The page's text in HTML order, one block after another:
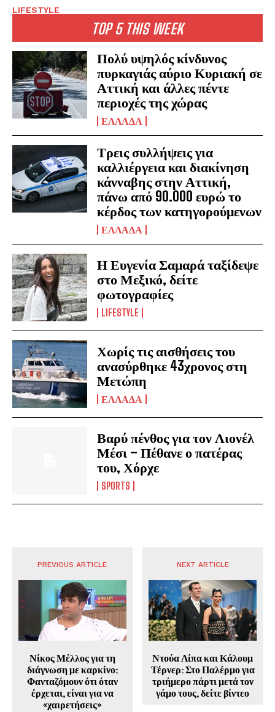
LIFESTYLE
TOP 5 THIS WEEK
Πολύ υψηλός κίνδυνος
πυρκαγιάς αύριο Κυριακή σε
Αττική και άλλες πέντε
περιοχές της χώρας
ΕΛΛΑΔΑ
Τρεις συλλήψεις για
καλλιέργεια και διακίνηση
κάνναβης στην Αττική,
πάνω από 90.000 ευρώ το
κέρδος των κατηγορούμενων
ΕΛΛΑΔΑ
Η Ευγενία Σαμαρά ταξίδεψε
στο Μεξικό, δείτε
φωτογραφίες
LIFESTYLE
Χωρίς τις αισθήσεις του
ανασύρθηκε 43χρονος στη
Μετώπη
ΕΛΛΑΔΑ
Βαρύ πένθος για τον Λιονέλ
Μέσι – Πέθανε ο πατέρας
του, Χόρχε
SPORTS
PREVIOUS ARTICLE
Νίκος Μέλλος για τη
διάγνωση με καρκίνο:
Φανταζόμουν ότι όταν
έρχεται, είναι για να
«χαιρετήσεις»
NEXT ARTICLE
Ντούα Λίπα και Κάλουμ
Τέρνερ: Στο Παλέρμο για
τριήμερο πάρτι μετά τον
γάμο τους, δείτε βίντεο